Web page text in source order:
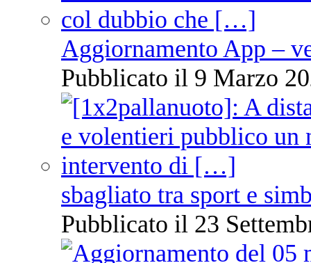
Aggiornamento App –
Pubblicato il 9 Marzo
sbagliato tra sport e
Pubblicato il 23